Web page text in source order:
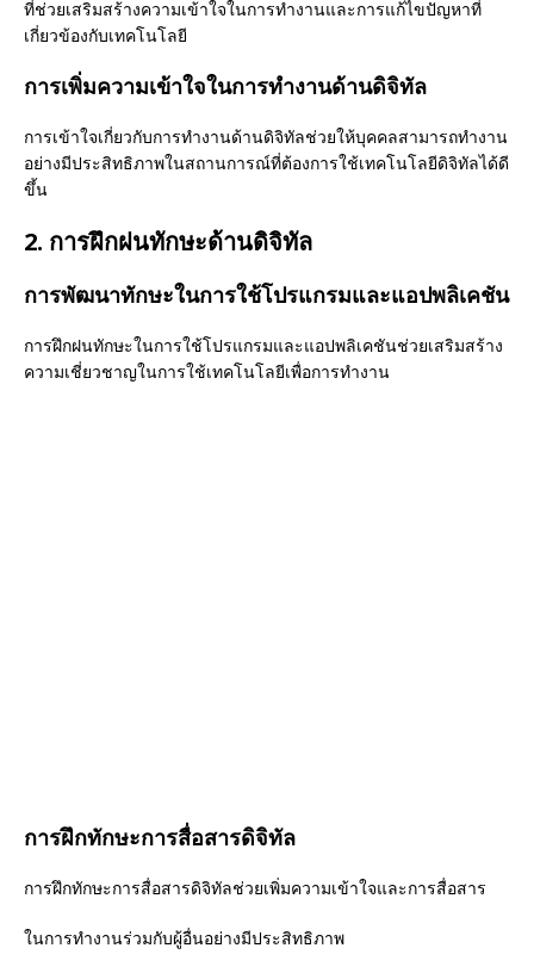
ที่ช่วยเสริมสร้างความเข้าใจในการทำงานและการแก้ไขปัญหาที่
เกี่ยวข้องกับเทคโนโลยี
การเพิ่มความเข้าใจในการทำงานด้านดิจิทัล
การเข้าใจเกี่ยวกับการทำงานด้านดิจิทัลช่วยให้บุคคลสามารถทำงาน
อย่างมีประสิทธิภาพในสถานการณ์ที่ต้องการใช้เทคโนโลยีดิจิทัลได้ดี
ขึ้น
2. การฝึกฝนทักษะด้านดิจิทัล
การพัฒนาทักษะในการใช้โปรแกรมและแอปพลิเคชัน
การฝึกฝนทักษะในการใช้โปรแกรมและแอปพลิเคชันช่วยเสริมสร้าง
ความเชี่ยวชาญในการใช้เทคโนโลยีเพื่อการทำงาน
การฝึกทักษะการสื่อสารดิจิทัล
การฝึกทักษะการสื่อสารดิจิทัลช่วยเพิ่มความเข้าใจและการสื่อสาร
ในการทำงานร่วมกับผู้อื่นอย่างมีประสิทธิภาพ